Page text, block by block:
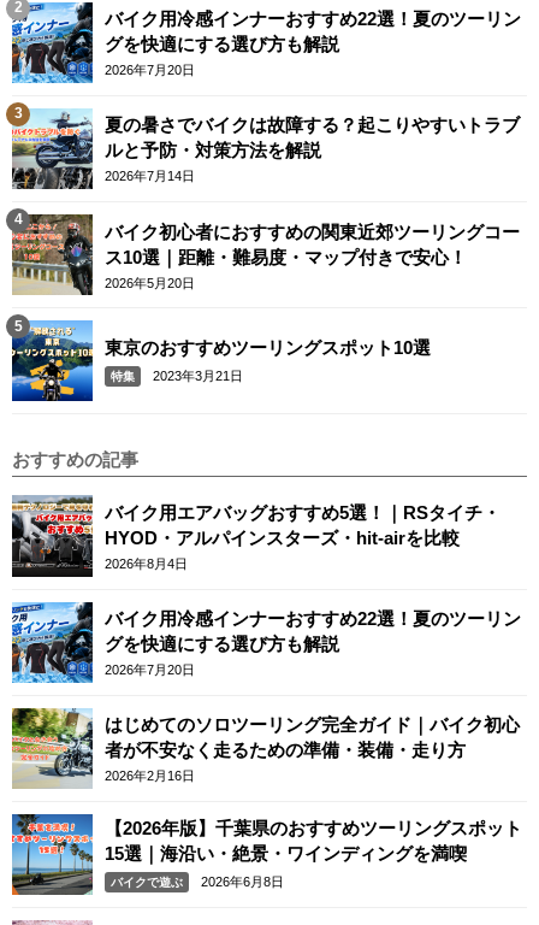
バイク用冷感インナーおすすめ22選！夏のツーリン
グを快適にする選び方も解説
2026年7月20日
夏の暑さでバイクは故障する？起こりやすいトラブ
ルと予防・対策方法を解説
2026年7月14日
バイク初心者におすすめの関東近郊ツーリングコー
ス10選｜距離・難易度・マップ付きで安心！
2026年5月20日
東京のおすすめツーリングスポット10選
特集 2023年3月21日
おすすめの記事
バイク用エアバッグおすすめ5選！｜RSタイチ・
HYOD・アルパインスターズ・hit-airを比較
2026年8月4日
バイク用冷感インナーおすすめ22選！夏のツーリン
グを快適にする選び方も解説
2026年7月20日
はじめてのソロツーリング完全ガイド｜バイク初心
者が不安なく走るための準備・装備・走り方
2026年2月16日
【2026年版】千葉県のおすすめツーリングスポット
15選｜海沿い・絶景・ワインディングを満喫
バイクで遊ぶ 2026年6月8日